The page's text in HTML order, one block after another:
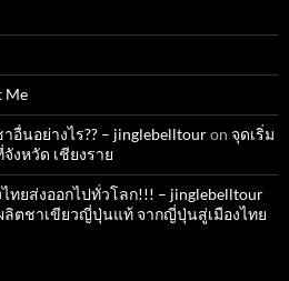
Me
นอย่างไร?? – jinglebelltouron จุดเริ่ม
งหวัด เชียงราย
ยส่งออกไปทั่วโลก!!! – jinglebelltour
ลิตชาเขียวญี่ปุ่นแท้ จากญี่ปุ่นสู่เมืองไทย